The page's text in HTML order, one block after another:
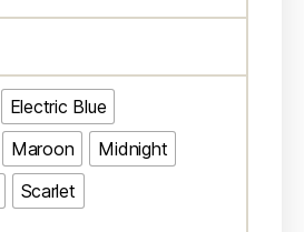
Electric Blue
Maroon
Midnight
Scarlet